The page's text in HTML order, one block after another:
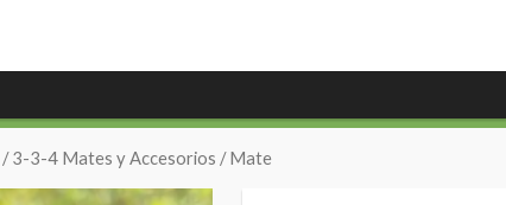
/3-3-4 Mates y Accesorios / Mate